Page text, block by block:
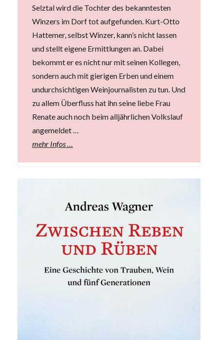
Selztal wird die Tochter des bekanntesten
Winzers im Dorf tot aufgefunden. Kurt-Otto
Hattemer, selbst Winzer, kann’s nicht lassen
und stellt eigene Ermittlungen an. Dabei
bekommt er es nicht nur mit seinen Kollegen,
sondern auch mit gierigen Erben und einem
undurchsichtigen Weinjournalisten zu tun. Und
zu allem Überfluss hat ihn seine liebe Frau
Renate auch noch beim alljährlichen Volkslauf
angemeldet …
mehr Infos …